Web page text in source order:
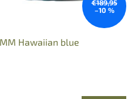
€189,95
–10 %
Hawaiian blue